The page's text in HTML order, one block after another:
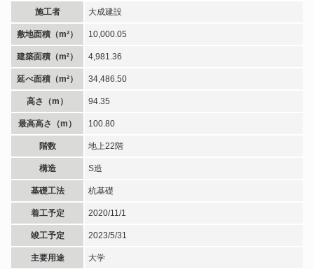
施工者 大成建設
敷地面積（m²） 10,000.05
建築面積（m²） 4,981.36
延べ面積（m²） 34,486.50
高さ（m） 94.35
最高高さ（m） 100.80
階数 地上22階
構造 S造
基礎工法 杭基礎
着工予定 2020/11/1
竣工予定 2023/5/31
主要用途 大学